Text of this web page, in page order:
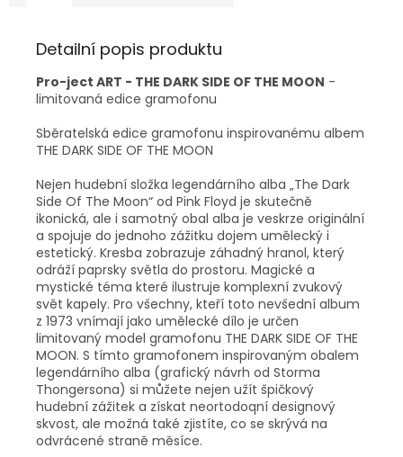
Detailní popis produktu
Pro-ject ART - THE DARK SIDE OF THE MOON -
limitovaná edice gramofonu
Sběratelská edice gramofonu inspirovanému albem
THE DARK SIDE OF THE MOON
Nejen hudební složka legendárního alba „The Dark
Side Of The Moon“ od Pink Floyd je skutečně
ikonická, ale i samotný obal alba je veskrze originální
a spojuje do jednoho zážitku dojem umělecký i
estetický. Kresba zobrazuje záhadný hranol, který
odráží paprsky světla do prostoru. Magické a
mystické téma které ilustruje komplexní zvukový
svět kapely. Pro všechny, kteří toto nevšední album
z 1973 vnímají jako umělecké dílo je určen
limitovaný model gramofonu THE DARK SIDE OF THE
MOON. S tímto gramofonem inspirovaným obalem
legendárního alba (grafický návrh od Storma
Thongersona) si můžete nejen užít špičkový
hudební zážitek a získat neortodoqní designový
skvost, ale možná také zjistíte, co se skrývá na
odvrácené straně měsíce.